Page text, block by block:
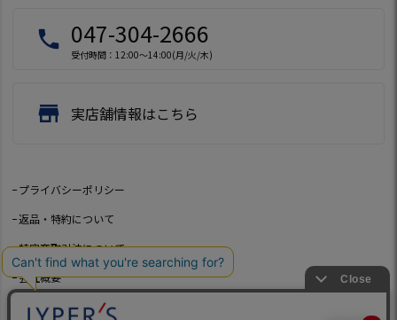
local_phone 047-304-2666
受付時間：12:00～14:00(月/火/木)
store 実店舗情報はこちら
プライバシーポリシー
返品・特約について
特定商取引法について
会社概要
よくあるご質問